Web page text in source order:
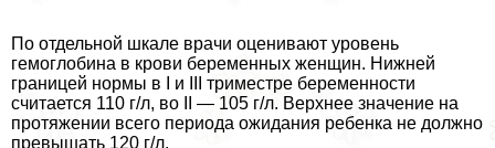
По отдельной шкале врачи оценивают уровень
гемоглобина в крови беременных женщин. Нижней
границей нормы в I и III триместре беременности
считается 110 г/л, во II — 105 г/л. Верхнее значение на
протяжении всего периода ожидания ребенка не должно
превышать 120 г/л.